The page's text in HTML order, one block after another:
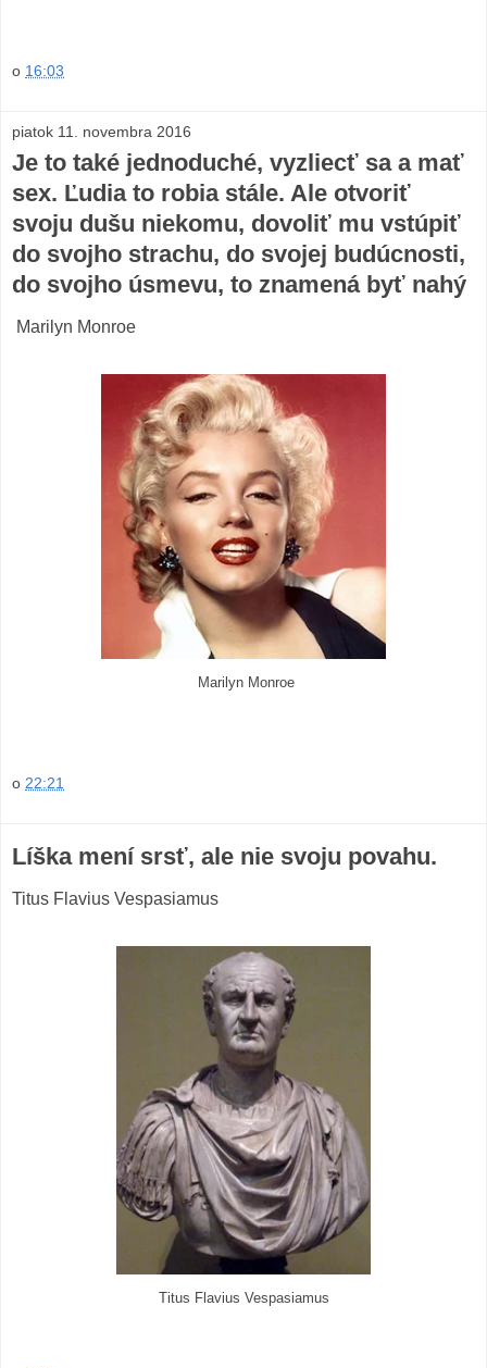
o 16:03
piatok 11. novembra 2016
Je to také jednoduché, vyzliecť sa a mať
sex. Ľudia to robia stále. Ale otvoriť
svoju dušu niekomu, dovoliť mu vstúpiť
do svojho strachu, do svojej budúcnosti,
do svojho úsmevu, to znamená byť nahý
Marilyn Monroe
Marilyn Monroe
o 22:21
Líška mení srsť, ale nie svoju povahu.
Titus Flavius Vespasiamus
Titus Flavius Vespasiamus